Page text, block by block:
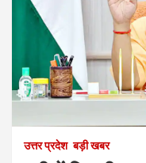
उत्तर प्रदेश बड़ी खबर